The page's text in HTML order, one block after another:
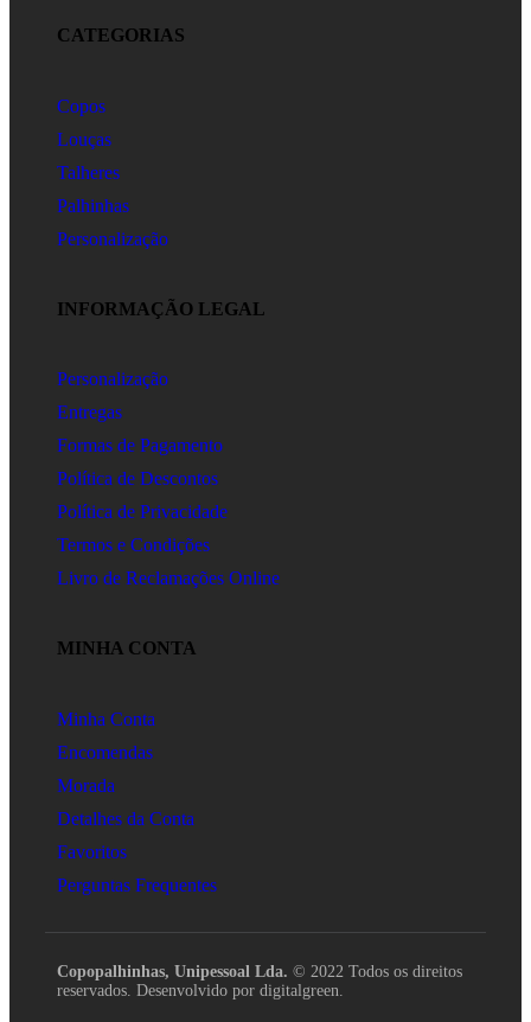
CATEGORIAS
Copos
Louças
Talheres
Palhinhas
Personalização
INFORMAÇÃO LEGAL
Personalização
Entregas
Formas de Pagamento
Política de Descontos
Política de Privacidade
Termos e Condições
Livro de Reclamações Online
MINHA CONTA
Minha Conta
Encomendas
Morada
Detalhes da Conta
Favoritos
Perguntas Frequentes
Copopalhinhas, Unipessoal Lda. © 2022 Todos os direitos
reservados. Desenvolvido por digitalgreen.